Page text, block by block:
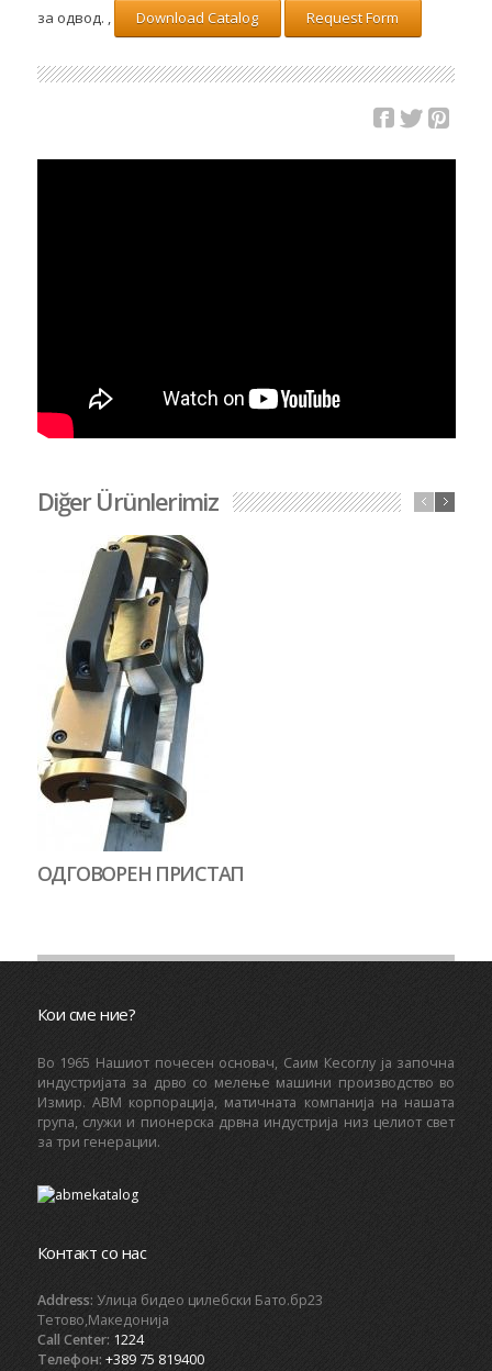
за одвод. ,
Download Catalog Request Form
Diğer Ürünlerimiz
ОДГОВОРЕН ПРИСТАП
Кои сме ние?
Bo 1965 Нашиот почесен основач, Саим Кесоглу ја започна
индустријата за дрво со мелење машини производство во
Измир. ABM корпорација, матичната компанија на нашата
група, служи и пионерска дрвна индустрија низ целиот свет
за три генерации.
Контакт со нас
Address: Улица бидео цилебски Бато.бр23
Тетово,Македонија
Call Center: 1224
Телефон: +389 75 819400